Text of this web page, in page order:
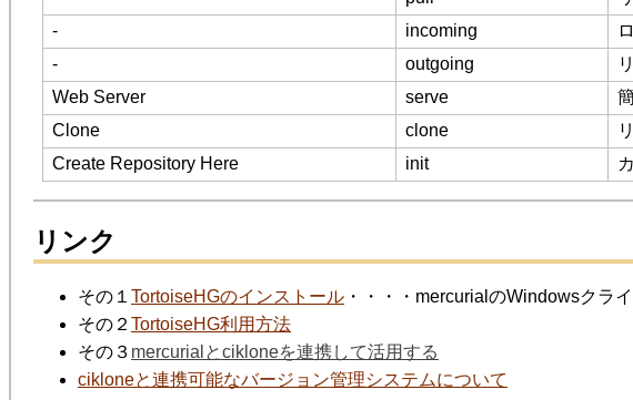
-
incoming
-
outgoing
Web Server
serve
Clone
clone
Create Repository Here
init
リンク
その１ TortoiseHGのインストール ・・・・mercurialのWindowsクラ
その２ TortoiseHG利用方法
その３ mercurialとcikloneを連携して活用する
cikloneと連携可能なバージョン管理システムについて